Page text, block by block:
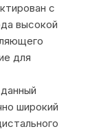
с
высокой
для
широкий